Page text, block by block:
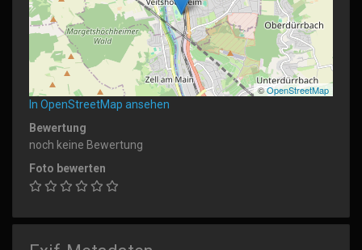
©OpenStreetMap
In OpenStreetMap ansehen
Bewertung
noch keine Bewertung
Foto bewerten